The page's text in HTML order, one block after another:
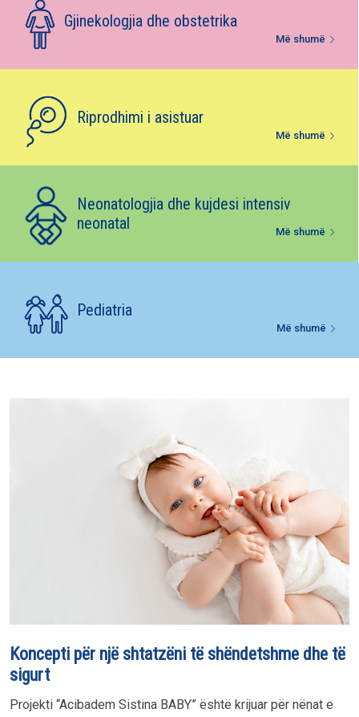
E-bibliotekë
Gjinekologjia dhe obstetrika
Më shumë
Riprodhimi i asistuar
Më shumë
Neonatologjia dhe kujdesi intensiv
neonatal
Më shumë
Pediatria
Më shumë
Koncepti për një shtatzëni të shëndetshme dhe të
sigurt
Projekti “Acibadem Sistina BABY” është krijuar për nënat e